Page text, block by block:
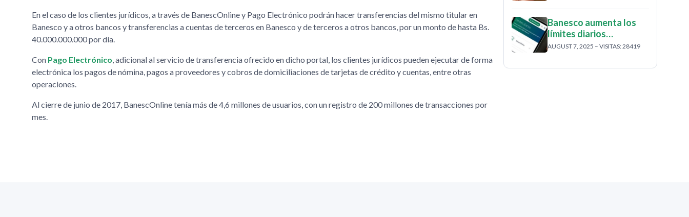
En el caso de los clientes jurídicos, a través de BanescOnline y Pago Electrónico podrán hacer transferencias del mismo titular en
Banesco y a otros bancos y transferencias a cuentas de terceros en Banesco y de terceros a otros bancos, por un monto de hasta Bs.
40.000.000.000 por día.
Con Pago Electrónico, adicional al servicio de transferencia ofrecido en dicho portal, los clientes jurídicos pueden ejecutar de forma
electrónica los pagos de nómina, pagos a proveedores y cobros de domiciliaciones de tarjetas de crédito y cuentas, entre otras
operaciones.
Al cierre de junio de 2017, BanescOnline tenía más de 4,6 millones de usuarios, con un registro de 200 millones de transacciones por
mes.
Banesco aumenta los
límites diarios…
AUGUST 7, 2025 – VISITAS: 28419